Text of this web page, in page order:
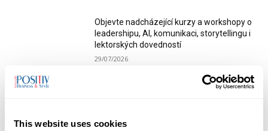
This website uses cookies
Objevte nadcházející kurzy a workshopy o
leadershipu, AI, komunikaci, storytellingu i
lektorských dovedností
29/07/2026
Anna Vojtková vybudovala značku
28/07/2026